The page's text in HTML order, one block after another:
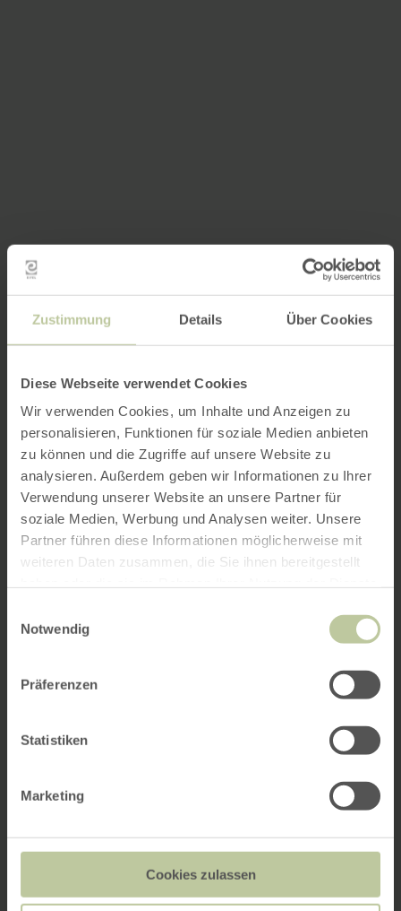
Zustimmung Details Über Cookies
Diese Webseite verwendet Cookies
Wir verwenden Cookies, um Inhalte und Anzeigen zu
personalisieren, Funktionen für soziale Medien anbieten
zu können und die Zugriffe auf unsere Website zu
analysieren. Außerdem geben wir Informationen zu Ihrer
Verwendung unserer Website an unsere Partner für
soziale Medien, Werbung und Analysen weiter. Unsere
Partner führen diese Informationen möglicherweise mit
weiteren Daten zusammen, die Sie ihnen bereitgestellt
Notwendig
Präferenzen
Statistiken
Marketing
Cookies zulassen